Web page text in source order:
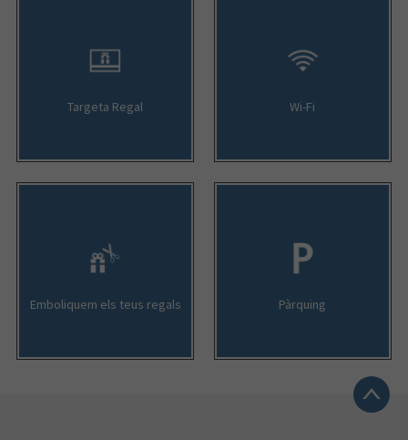
Targeta Regal Wi-Fi
Emboliquem els teus regals Pàrquing